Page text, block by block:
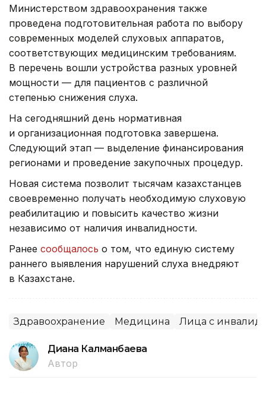
Министерством здравоохранения также
проведена подготовительная работа по выбору
современных моделей слуховых аппаратов,
соответствующих медицинским требованиям.
В перечень вошли устройства разных уровней
мощности — для пациентов с различной
степенью снижения слуха.
На сегодняшний день нормативная
и организационная подготовка завершена.
Следующий этап — выделение финансирования
регионами и проведение закупочных процедур.
Новая система позволит тысячам казахстанцев
своевременно получать необходимую слуховую
реабилитацию и повысить качество жизни
независимо от наличия инвалидности.
Ранее сообщалось о том, что единую систему
раннего выявления нарушений слуха внедряют
в Казахстане.
Здравоохранение Медицина Лица с
Диана Калманбаева
Автор